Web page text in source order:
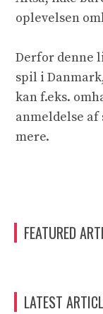
oplevelsen
Derfor denne
spil i
kan f.eks.
anmeldelse
mere.
FEATURED
LATEST